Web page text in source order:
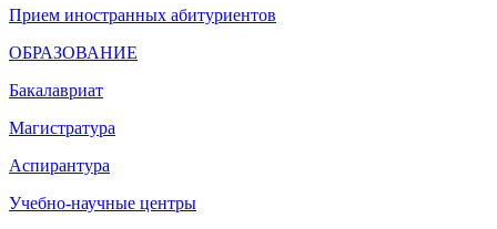
Прием иностранных абитуриентов
ОБРАЗОВАНИЕ
Бакалавриат
Магистратура
Аспирантура
Учебно-научные центры